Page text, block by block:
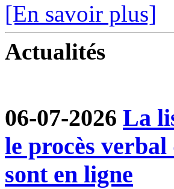
[En savoir plus]
Actualités
06-07-2026 La
le procès
sont en ligne